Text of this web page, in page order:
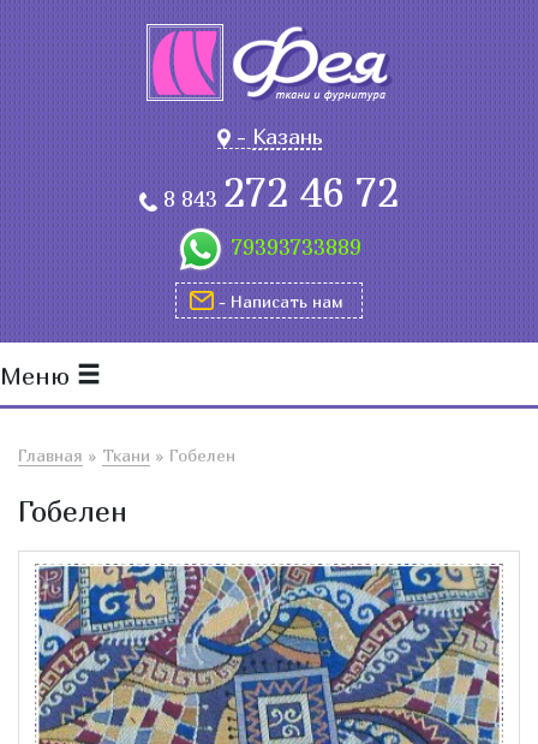
-Казань
8 843272 46 72
79393733889
- Написать нам
Меню
Главная » Ткани » Гобелен
Гобелен